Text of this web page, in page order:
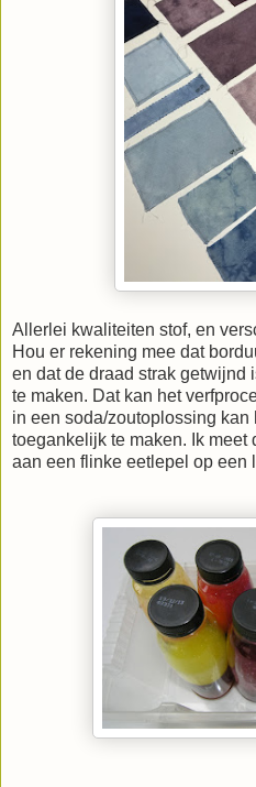
Allerlei kwaliteiten stof, en
Hou er rekening mee dat
en dat de draad strak getwijnd
te maken. Dat kan het
in een soda/zoutoplossing
toegankelijk te maken. Ik meet
aan een flinke eetlepel op een